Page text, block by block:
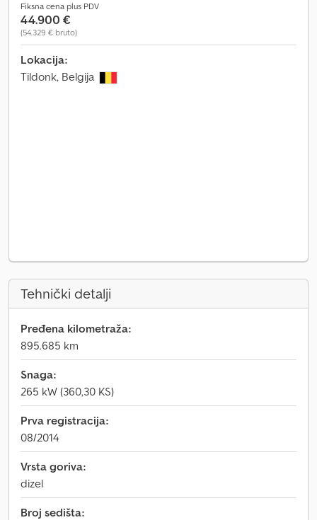
Fiksna cena plus PDV
44.900 €
(54.329 € bruto)
Lokacija:
Tildonk, Belgija
Tehnički detalji
Pređena kilometraža:
895.685 km
Snaga:
265 kW (360,30 KS)
Prva registracija:
08/2014
Vrsta goriva:
dizel
Broj sedišta: